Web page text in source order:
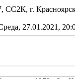
СС2К, г.
27.01.2021,